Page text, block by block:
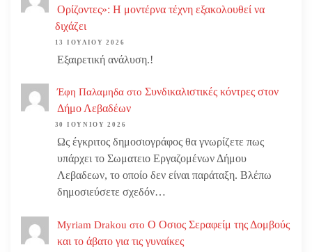
Ορίζοντες»: Η μοντέρνα τέχνη εξακολουθεί να
διχάζει
13 ΙΟΥΛΊΟΥ 2026
Εξαιρετική ανάλυση.!
Έφη Παλαμηδα στο Συνδικαλιστικές κόντρες στον
Δήμο Λεβαδέων
30 ΙΟΥΝΊΟΥ 2026
Ως έγκριτος δημοσιογράφος θα γνωρίζετε πως
υπάρχει το Σωματειο Εργαζομένων Δήμου
Λεβαδεων, το οποίο δεν είναι παράταξη. Βλέπω
δημοσιεύσετε σχεδόν…
Myriam Drakou στο Ο Οσιος Σεραφείμ της Δομβούς
και το άβατο για τις γυναίκες